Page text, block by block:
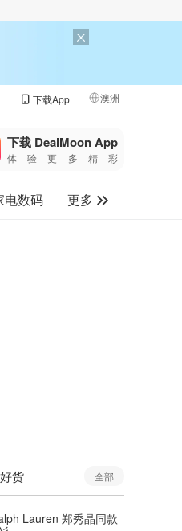
下载App 澳洲
🇺🇸
🇨🇳 中国
🇨🇦加拿大
下载 DealMoon App
体验更多精彩
电数码
更多
货 全部
Lauren 郑秀晶同款